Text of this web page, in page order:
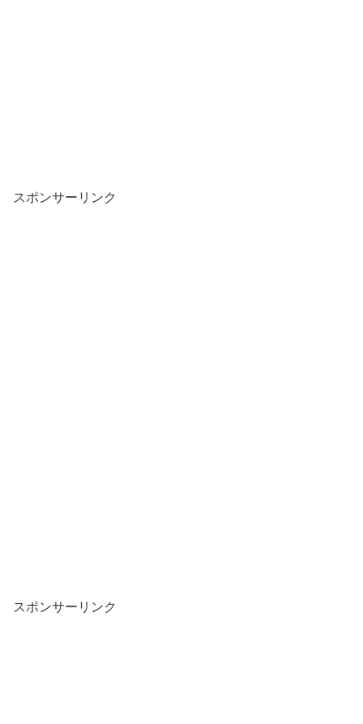
スポンサーリンク
スポンサーリンク